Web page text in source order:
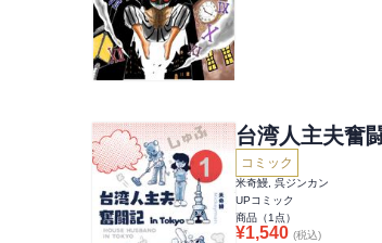
台湾人主夫奮
コミック
米奇鰻, 呉ジンカン
UPコミック
商品（1 点）
¥1,540 (税込)